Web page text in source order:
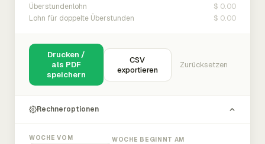
Überstundenlohn $ 0.00
Lohn für doppelte Überstunden $ 0.00
Drucken /
als PDF
speichern
CSV
exportieren
Zurücksetzen
Rechneroptionen
WOCHE VOM WOCHE BEGINNT AM